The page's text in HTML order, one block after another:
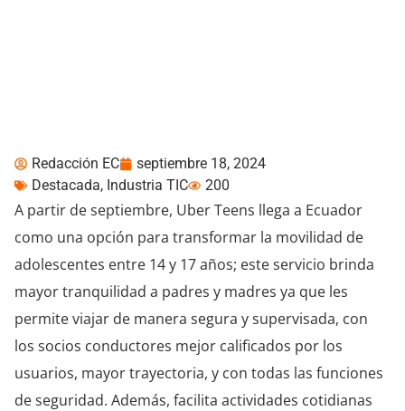
Redacción EC
septiembre 18, 2024
Destacada, Industria TIC 200
A partir de septiembre, Uber Teens llega a Ecuador
como una opción para transformar la movilidad de
adolescentes entre 14 y 17 años; este servicio brinda
mayor tranquilidad a padres y madres ya que les
permite viajar de manera segura y supervisada, con
los socios conductores mejor calificados por los
usuarios, mayor trayectoria, y con todas las funciones
de seguridad. Además, facilita actividades cotidianas